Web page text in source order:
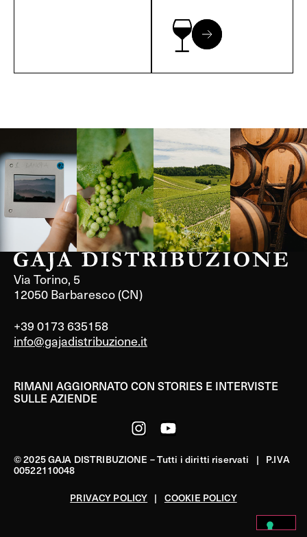
Borgogna,
Francia
Borgogna,
Francia
Instagram
Via Torino, 5
12050 Barbaresco (CN)
+39 0173 635158
info@gajadistribuzione.it
RIMANI AGGIORNATO CON STORIES E INTERVISTE
SULLE AZIENDE
© 2025 GAJA DISTRIBUZIONE – Tutti i diritti riservati | P.IVA
00522110048
PRIVACY POLICY | COOKIE POLICY